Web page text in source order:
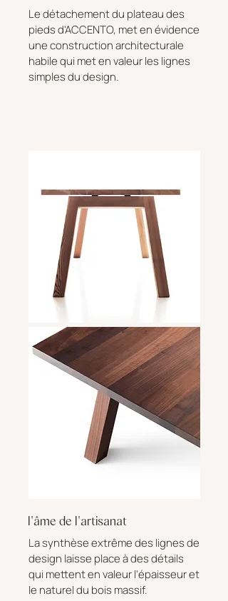
Le détachement du plateau des
pieds d'ACCENTO, met en évidence
une construction architecturale
habile qui met en valeur les lignes
simples du design.
l'âme de l'artisanat
La synthèse extrême des lignes de
design laisse place à des détails
qui mettent en valeur l'épaisseur et
le naturel du bois massif.